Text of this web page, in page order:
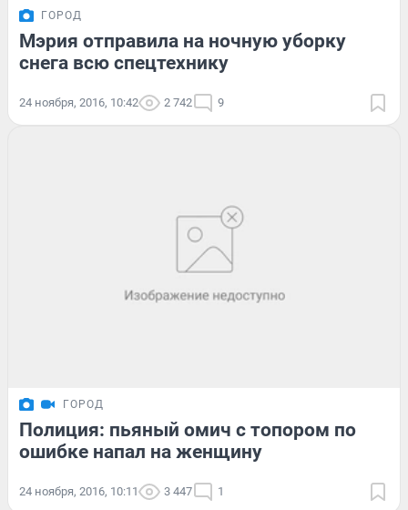
ГОРОД
Мэрия отправила на ночную уборку
снега всю спецтехнику
24 ноября, 2016, 10:42 2 742 9
ГОРОД
Полиция: пьяный омич с топором по
ошибке напал на женщину
24 ноября, 2016, 10:11 3 447 1